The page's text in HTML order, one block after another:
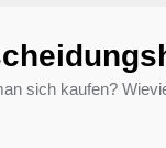
sich kaufen?